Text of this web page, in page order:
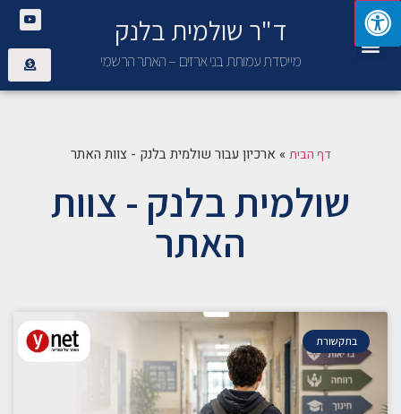
ד"ר שולמית בלנק
מייסדת עמותת בני ארזים – האתר הרשמי
דף הבית » ארכיון עבור שולמית בלנק - צוות האתר
שולמית בלנק - צוות
האתר
בתקשורת